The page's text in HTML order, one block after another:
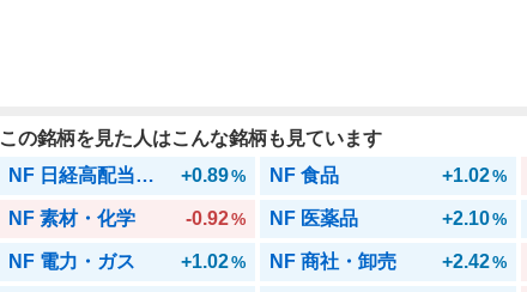
この銘柄を見た人はこんな銘柄も見ています
NF 日経高配当株50
+0.89% NF 食品 +1.02%
NF 素材・化学 -0.92% NF 医薬品 +2.10%
NF 電力・ガス +1.02% NF 商社・卸売 +2.42%